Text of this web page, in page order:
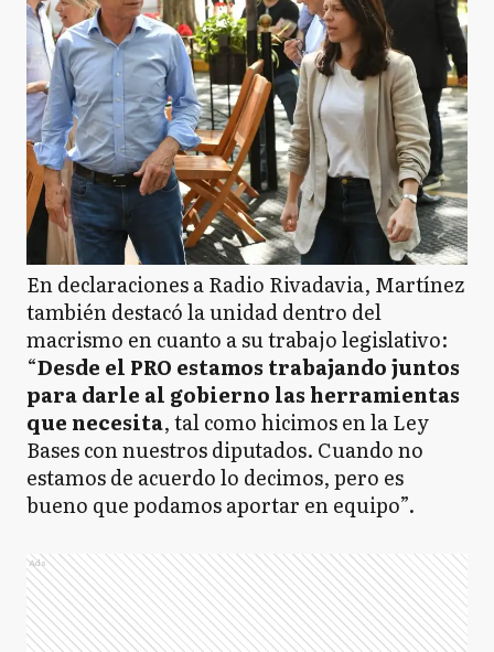
En declaraciones a Radio Rivadavia, Martínez
también destacó la unidad dentro del
macrismo en cuanto a su trabajo legislativo:
“Desde el PRO estamos trabajando juntos
para darle al gobierno las herramientas
que necesita, tal como hicimos en la Ley
Bases con nuestros diputados. Cuando no
estamos de acuerdo lo decimos, pero es
bueno que podamos aportar en equipo”.
Ads